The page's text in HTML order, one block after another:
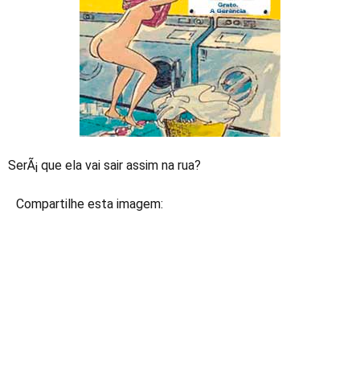
SerÃ¡ que ela vai sair assim na rua?
Compartilhe esta imagem: